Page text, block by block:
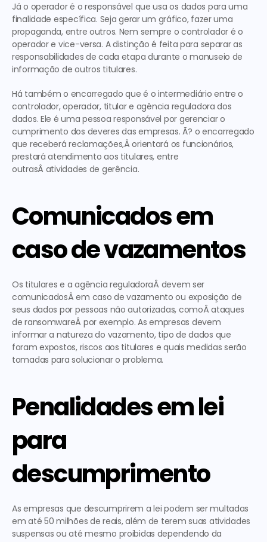
Já o operador é o responsável que usa os dados para uma
finalidade específica. Seja gerar um gráfico, fazer uma
propaganda, entre outros. Nem sempre o controlador é o
operador e vice-versa. A distinção é feita para separar as
responsabilidades de cada etapa durante o manuseio de
informação de outros titulares.
Há também o encarregado que é o intermediário entre o
controlador, operador, titular e agência reguladora dos
dados. Ele é uma pessoa responsável por gerenciar o
cumprimento dos deveres das empresas. Ã? o encarregado
que receberá reclamações,Â orientará os funcionários,
prestará atendimento aos titulares, entre
outrasÂ atividades de gerência.
Comunicados em
caso de vazamentos
Os titulares e a agência reguladoraÂ devem ser
comunicadosÂ em caso de vazamento ou exposição de
seus dados por pessoas não autorizadas, comoÂ ataques
de ransomwareÂ por exemplo. As empresas devem
informar a natureza do vazamento, tipo de dados que
foram expostos, riscos aos titulares e quais medidas serão
tomadas para solucionar o problema.
Penalidades em lei
para
descumprimento
As empresas que descumprirem a lei podem ser multadas
em até 50 milhões de reais, além de terem suas atividades
suspensas ou até mesmo proibidas dependendo da